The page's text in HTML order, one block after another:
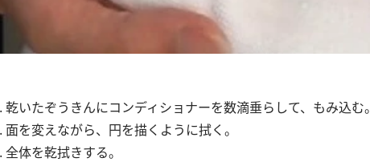
乾いたぞうきんにコンディショナーを数滴垂らして、もみ込む。
面を変えながら、円を描くように拭く。
全体を乾拭きする。